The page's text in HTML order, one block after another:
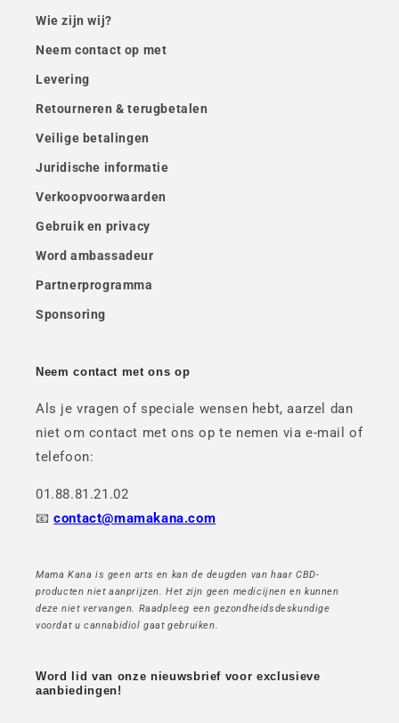
Wie zijn wij?
Neem contact op met
Levering
Retourneren & terugbetalen
Veilige betalingen
Juridische informatie
Verkoopvoorwaarden
Gebruik en privacy
Word ambassadeur
Partnerprogramma
Sponsoring
Neem contact met ons op
Als je vragen of speciale wensen hebt, aarzel dan
niet om contact met ons op te nemen via e-mail of
telefoon:
01.88.81.21.02
📧contact@mamakana.com
Mama Kana is geen arts en kan de deugden van haar CBD-
producten niet aanprijzen. Het zijn geen medicijnen en kunnen
deze niet vervangen. Raadpleeg een gezondheidsdeskundige
voordat u cannabidiol gaat gebruiken.
Word lid van onze nieuwsbrief voor exclusieve
aanbiedingen!